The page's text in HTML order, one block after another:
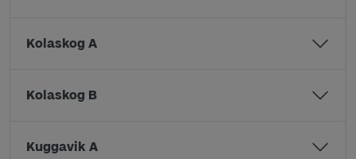
Kolaskog A
Kolaskog B
Kuggavik A